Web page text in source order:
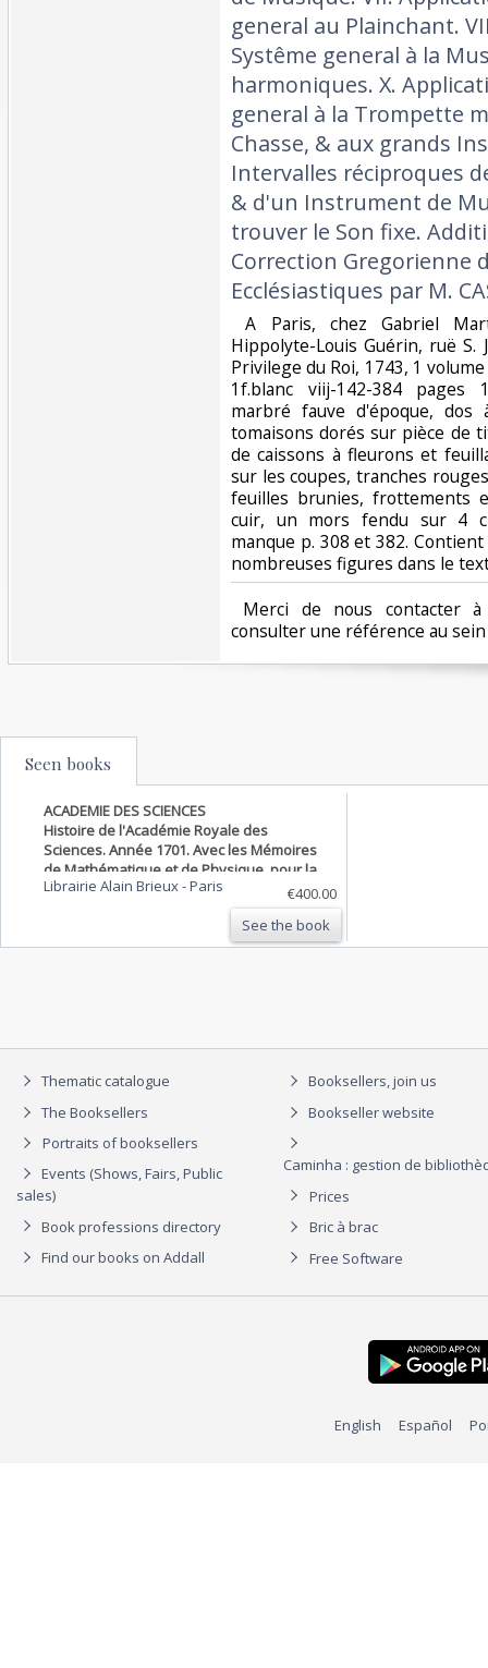
general au Plainchant.
Systême general à la
harmoniques. X.
general à la Trompette
Chasse, & aux grands
Intervalles réciproques
& d'un Instrument de
trouver le Son fixe.
Correction Gregorienne
Ecclésiastiques par M.
A Paris, chez Gabriel
Hippolyte-Louis Guérin, ruë S.
Privilege du Roi, 1743, 1
1f.blanc viij-142-384 pages
marbré fauve d'époque,
tomaisons dorés sur pièce de
de caissons à fleurons et
sur les coupes, tranches
feuilles brunies, frottements
cuir, un mors fendu sur 4
manque p. 308 et 382.
nombreuses figures dans le
Merci de nous contacter
consulter une référence au
Seen books
ACADEMIE DES SCIENCES
Histoire de l'Académie Royale des
Sciences. Année 1701. Avec les Mémoires
de Mathématique et de Physique, pour la
même Année
Librairie Alain Brieux-Paris
€400.00
See the book
Thematic catalogue
The Booksellers
Portraits of booksellers
Events (Shows, Fairs, Public
sales)
Book professions directory
Find our books on Addall
Booksellers, join us
Bookseller website
Caminha : gestion de
Prices
Bric à brac
Free Software
English Español